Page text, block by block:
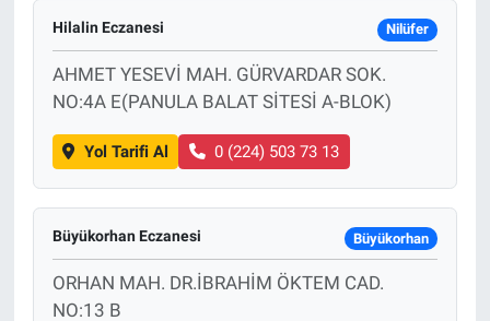
Hilalin Eczanesi Nilüfer
AHMET YESEVİ MAH. GÜRVARDAR SOK.
NO:4A E(PANULA BALAT SİTESİ A-BLOK)
Yol Tarifi Al 0 (224) 503 73 13
Büyükorhan Eczanesi Büyükorhan
ORHAN MAH. DR.İBRAHİM ÖKTEM CAD.
NO:13 B